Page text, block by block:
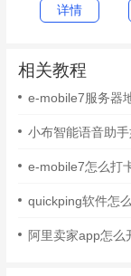
详情
相关教程
e-mobile7服务器
e-mobile7怎么打
quickping软件怎